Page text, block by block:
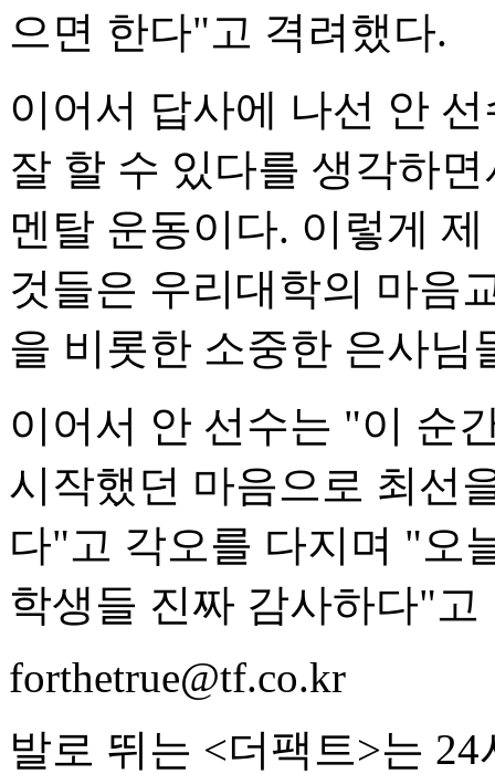
으면 한다"고 격려했다.
이어서 답사에 나선 안
잘 할 수 있다를 생각하
멘탈 운동이다. 이렇게
것들은 우리대학의 마음
을 비롯한 소중한 은사
이어서 안 선수는 "이 순
시작했던 마음으로 최선
다"고 각오를 다지며 "오
학생들 진짜 감사하다"고
forthetrue@tf.co.kr
발로 뛰는 <더팩트>는